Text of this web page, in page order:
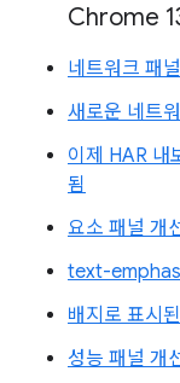
Chrome
네트워크 패
새로운 네트
이제 HAR 내
됨
요소 패널 개
text-
배지로 표시
성능 패널 개